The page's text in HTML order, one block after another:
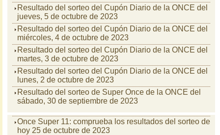
Resultado del sorteo del Cupón Diario de la ONCE del
jueves, 5 de octubre de 2023
Resultado del sorteo del Cupón Diario de la ONCE del
miércoles, 4 de octubre de 2023
Resultado del sorteo del Cupón Diario de la ONCE del
martes, 3 de octubre de 2023
Resultado del sorteo del Cupón Diario de la ONCE del
lunes, 2 de octubre de 2023
Resultado del sorteo de Super Once de la ONCE del
sábado, 30 de septiembre de 2023
Once Super 11: comprueba los resultados del sorteo de
hoy 25 de octubre de 2023